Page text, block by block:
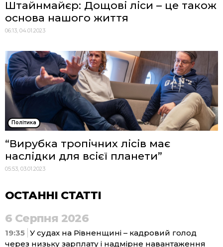
Штайнмайєр: Дощові ліси – це також
основа нашого життя
06:13, 04.01.2023
Політика
“Вирубка тропічних лісів має
наслідки для всієї планети”
05:53, 03.01.2023
ОСТАННІ СТАТТІ
6 Серпня 2026
19:35 У судах на Рівненщині – кадровий голод
через низьку зарплату і надмірне навантаження